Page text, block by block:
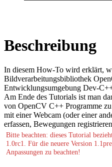
Beschreibung
In diesem How-To wird erklärt,
Bildverarbeitungsbibliothek
Entwicklungsumgebung Dev-
Am Ende des Tutorials ist man
von OpenCV C++ Programme
mit einer Webcam (oder einer
erfassen, Bewegungen
Bitte beachten: dieses Tutorial
1.0rc1. Für die neuere Version
Anpassungen zu beachten!